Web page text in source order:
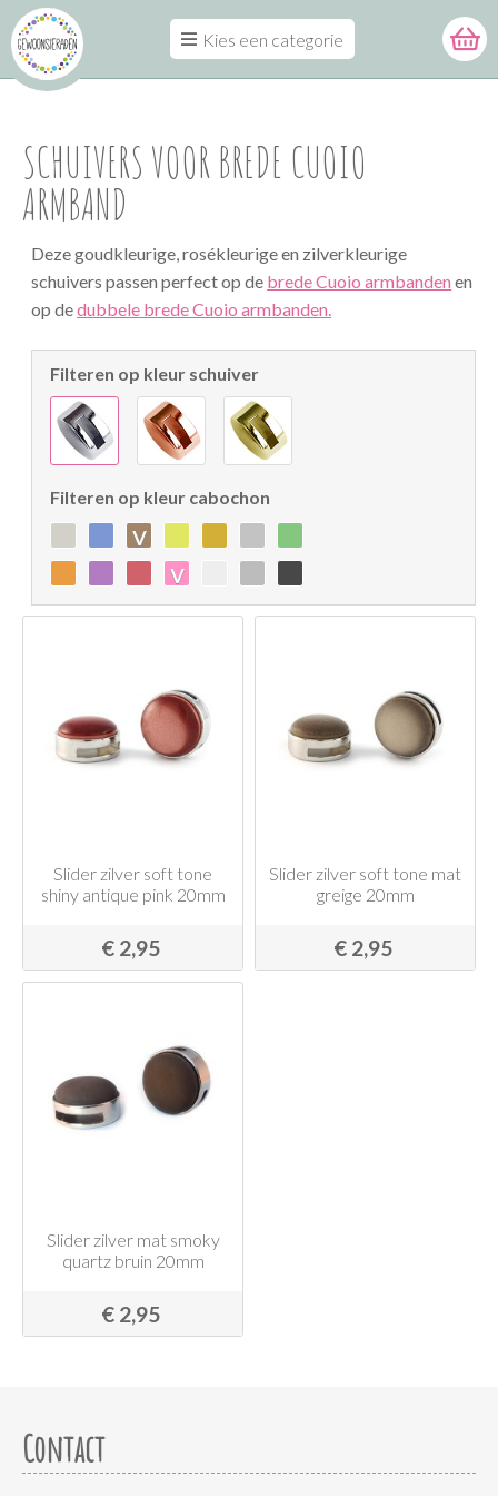
Kies een categorie
SCHUIVERS VOOR BREDE CUOIO
ARMBAND
Deze goudkleurige, rosékleurige en zilverkleurige
schuivers passen perfect op de brede Cuoio armbanden en
op dedubbele brede Cuoio armbanden.
Filteren op kleur schuiver
Filteren op kleur cabochon
v
v
Slider zilver soft tone
shiny antique pink 20mm
€ 2,95
Slider zilver soft tone mat
greige 20mm
€ 2,95
Slider zilver mat smoky
quartz bruin 20mm
€ 2,95
Contact